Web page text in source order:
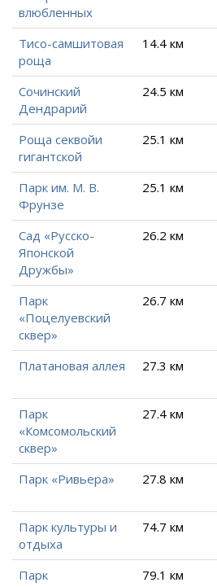
влюбленных
Тисо-самшитовая
роща
14.4 км
Сочинский
Дендрарий
24.5 км
Роща секвойи
гигантской
25.1 км
Парк им. М. В.
Фрунзе
25.1 км
Сад «Русско-
Японской
Дружбы»
26.2 км
Парк
«Поцелуевский
сквер»
26.7 км
Платановая аллея 27.3 км
Парк
«Комсомольский
сквер»
27.4 км
Парк «Ривьера» 27.8 км
Парк культуры и
отдыха
74.7 км
Парк
79.1 км